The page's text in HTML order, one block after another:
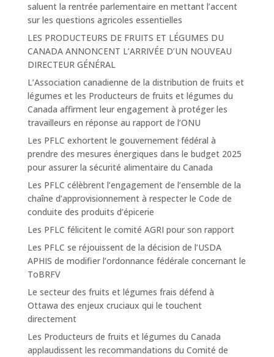
saluent la rentrée parlementaire en mettant l’accent
sur les questions agricoles essentielles
LES PRODUCTEURS DE FRUITS ET LÉGUMES DU
CANADA ANNONCENT L’ARRIVÉE D’UN NOUVEAU
DIRECTEUR GÉNÉRAL
L’Association canadienne de la distribution de fruits et
légumes et les Producteurs de fruits et légumes du
Canada affirment leur engagement à protéger les
travailleurs en réponse au rapport de l’ONU
Les PFLC exhortent le gouvernement fédéral à
prendre des mesures énergiques dans le budget 2025
pour assurer la sécurité alimentaire du Canada
Les PFLC célèbrent l’engagement de l’ensemble de la
chaîne d’approvisionnement à respecter le Code de
conduite des produits d’épicerie
Les PFLC félicitent le comité AGRI pour son rapport
Les PFLC se réjouissent de la décision de l’USDA
APHIS de modifier l’ordonnance fédérale concernant le
ToBRFV
Le secteur des fruits et légumes frais défend à
Ottawa des enjeux cruciaux qui le touchent
directement
Les Producteurs de fruits et légumes du Canada
applaudissent les recommandations du Comité de